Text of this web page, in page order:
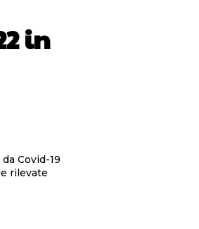
in
Covid-19